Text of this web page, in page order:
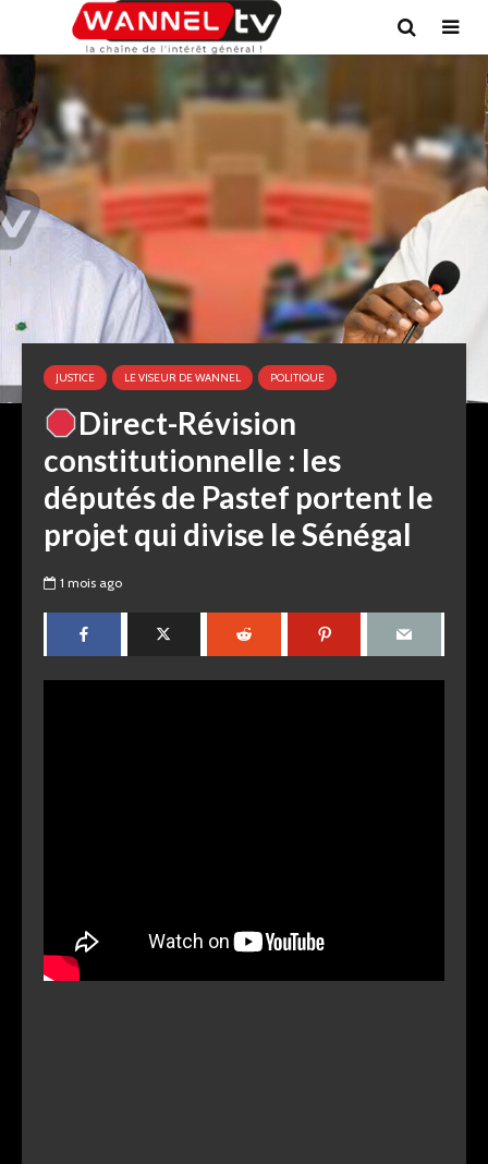
JUSTICE LE VISEUR DE WANNEL POLITIQUE
Direct-Révision
constitutionnelle : les
députés de Pastef portent le
projet qui divise le Sénégal
1 mois ago